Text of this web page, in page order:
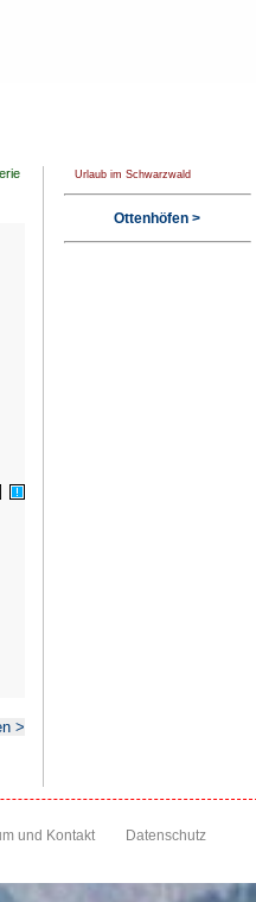
>
Urlaub im Schwarzwald
Ottenhöfen >
und Kontakt Datenschutz